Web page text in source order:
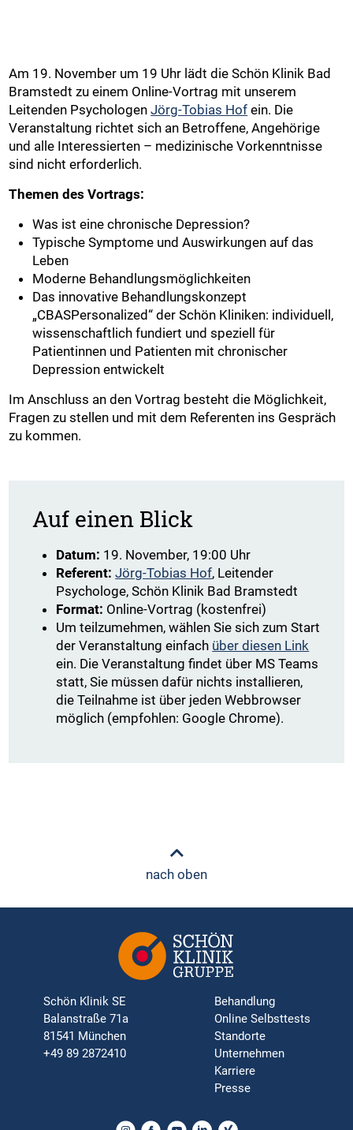
Am 19. November um 19 Uhr lädt die Schön Klinik Bad
Bramstedt zu einem Online-Vortrag mit unserem
Leitenden PsychologenJörg-Tobias Hof ein. Die
Veranstaltung richtet sich an Betroffene, Angehörige
und alle Interessierten – medizinische Vorkenntnisse
sind nicht erforderlich.
Themen des Vortrags:
Was ist eine chronische Depression?
Typische Symptome und Auswirkungen auf das
Leben
Moderne Behandlungsmöglichkeiten
Das innovative Behandlungskonzept
„CBASPersonalized“ der Schön Kliniken: individuell,
wissenschaftlich fundiert und speziell für
Patientinnen und Patienten mit chronischer
Depression entwickelt
Im Anschluss an den Vortrag besteht die Möglichkeit,
Fragen zu stellen und mit dem Referenten ins Gespräch
zu kommen.
Auf einen Blick
Datum: 19. November, 19:00 Uhr
Referent: Jörg-Tobias Hof, Leitender
Psychologe, Schön Klinik Bad Bramstedt
Format: Online-Vortrag (kostenfrei)
Um teilzumehmen, wählen Sie sich zum Start
der Veranstaltung einfach über diesen Link
ein. Die Veranstaltung findet über MS Teams
statt, Sie müssen dafür nichts installieren,
die Teilnahme ist über jeden Webbrowser
möglich (empfohlen: Google Chrome).
nach oben
Schön Klinik SE
Balanstraße 71a
81541 München
+49 89 2872410
Behandlung
Online Selbsttests
Standorte
Unternehmen
Karriere
Presse